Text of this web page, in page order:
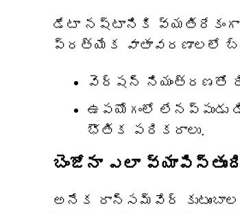
డేటా నష్టానికి వ్యతిరేకంగా
ప్రత్యేక వాతావరణాలలో
వెర్షన్ నియంత్రణతో
ఉపయోగంలో
భౌతిక పరికరాలు.
బెంజోనా ఎలా వ్యాపిస్తుంది
అనేక రాన్సమ్‌వేర్